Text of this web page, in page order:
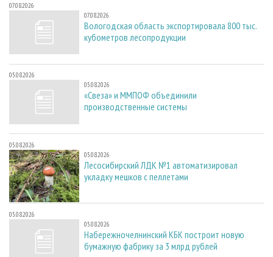
07.08.2026
07.08.2026
Вологодская область экспортировала 800 тыс.
кубометров лесопродукции
05.08.2026
05.08.2026
«Свеза» и ММПОФ объединили
производственные системы
05.08.2026
05.08.2026
Лесосибирский ЛДК №1 автоматизировал
укладку мешков с пеллетами
05.08.2026
05.08.2026
Набережночелнинский КБК построит новую
бумажную фабрику за 3 млрд рублей